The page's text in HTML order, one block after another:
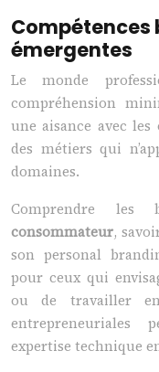
Compétences
émergentes
Le monde
compréhension
une aisance avec
des métiers qui
domaines.
Comprendre
consommateur,
son personal
pour ceux qui
ou de travailler en
entrepreneuriales
expertise technique